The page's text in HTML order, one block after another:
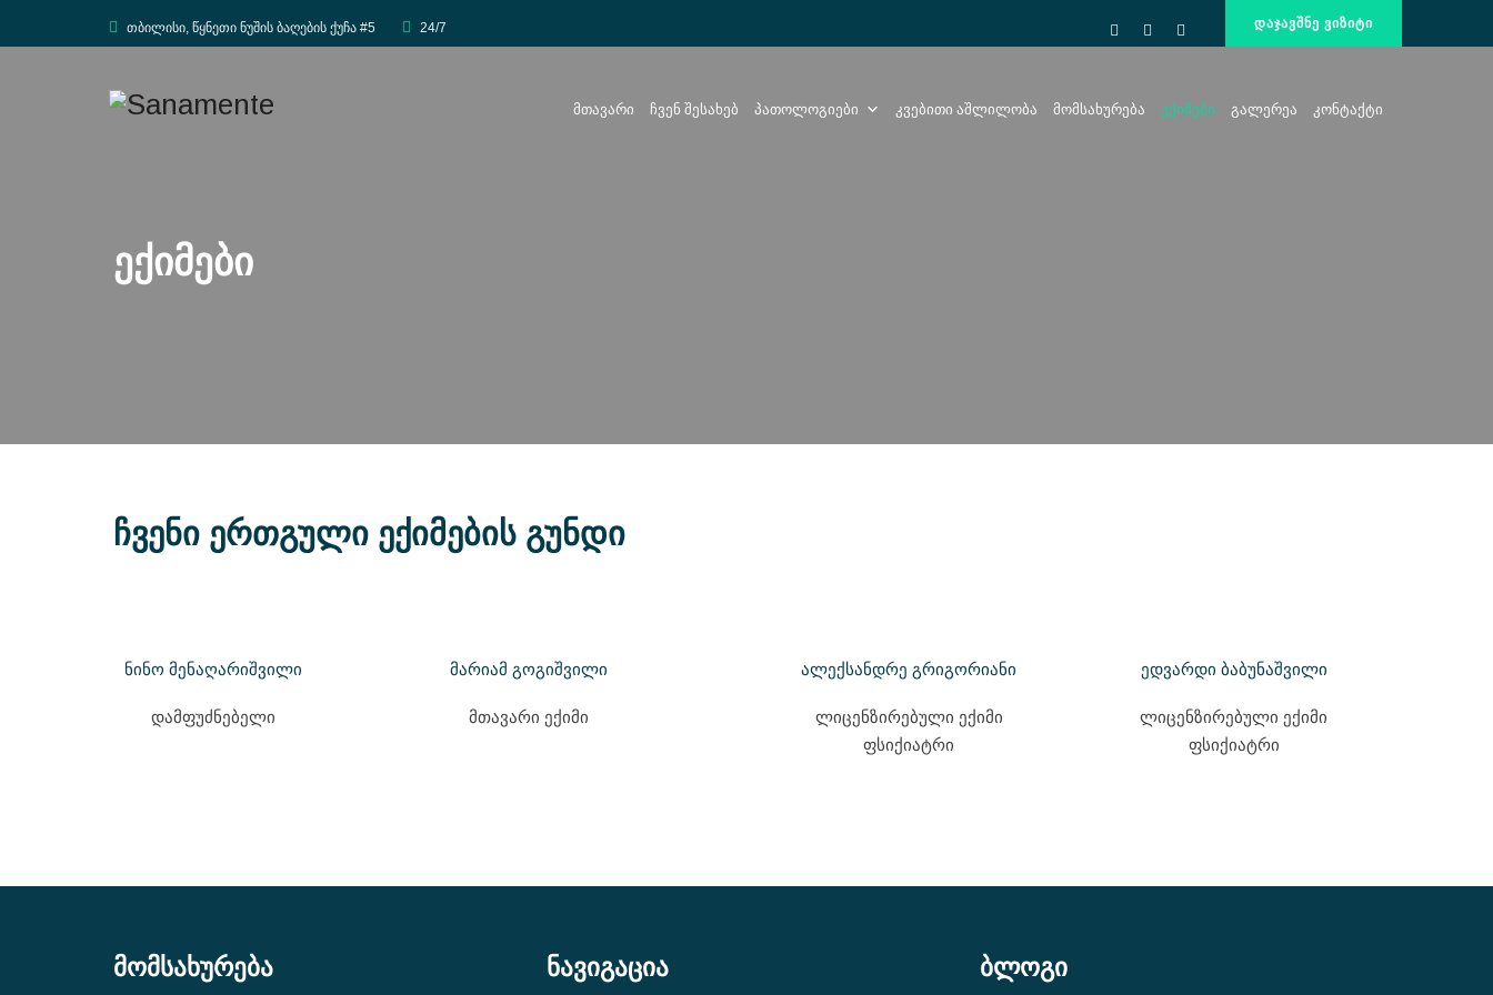
თბილისი, წყნეთი ნუშის ბაღების ქუჩა #5 24/7 ᲓᲐᲯᲐᲕᲨᲜᲔ ᲕᲘᲖᲘᲢᲘ
Მთავარი Ჩვენ Შესახებ Პათოლოგიები Კვებითი Აშლილობა Მომსახურება Ექიმები Გალერეა Კონტაქტი
Ექიმები
ჩვენი ერთგული ექიმების გუნდი
ნინო მენაღარიშვილი
დამფუძნებელი
მარიამ გოგიშვილი
მთავარი ექიმი
ალექსანდრე გრიგორიანი
ლიცენზირებული ექიმი
ფსიქიატრი
ედვარდი ბაბუნაშვილი
ლიცენზირებული ექიმი
ფსიქიატრი
მომსახურება ნავიგაცია ბლოგი